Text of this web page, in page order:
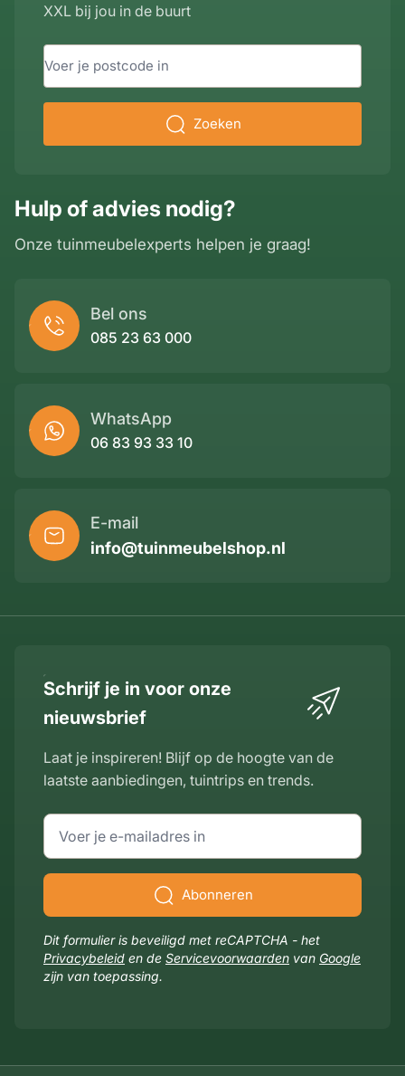
Hulp of advies nodig?
Onze tuinmeubelexperts helpen je graag!
Bel ons
085 23 63 000
WhatsApp
06 83 93 33 10
E-mail
info@tuinmeubelshop.nl
XXL bij jou in de buurt
Zoeken
Schrijf je in voor onze
nieuwsbrief
Laat je inspireren! Blijf op de hoogte van de
laatste aanbiedingen, tuintrips en trends.
E-mailadres
Abonneren
Dit formulier is beveiligd met reCAPTCHA - het
Privacybeleid en de Servicevoorwaarden van Google
zijn van toepassing.